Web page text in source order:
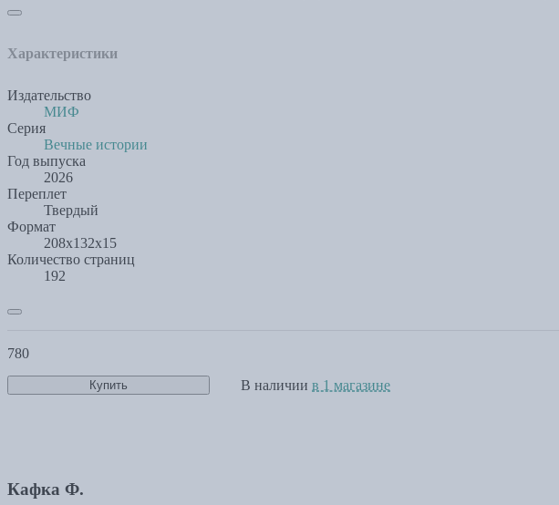
Характеристики
Издательство
МИФ
Серия
Вечные истории
Год выпуска
2026
Переплет
Твердый
Формат
208х132х15
Количество страниц
192
780
Купить В наличии в 1 магазине
Кафка Ф.